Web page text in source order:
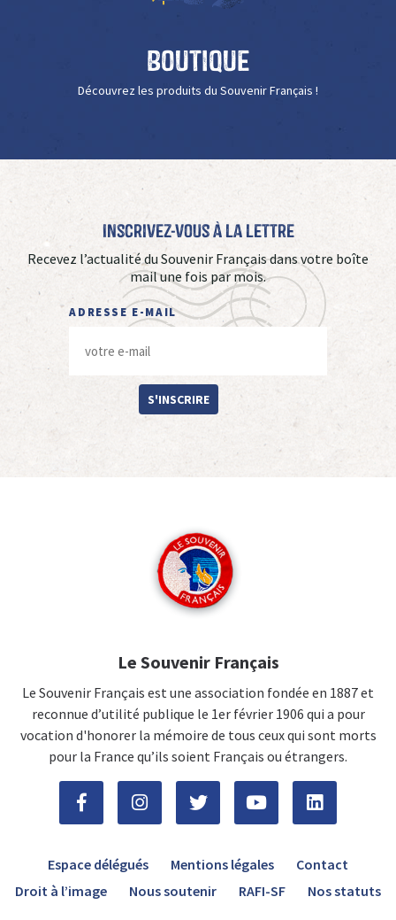
Boutique
Découvrez les produits du Souvenir Français !
Inscrivez-vous à La Lettre
Recevez l’actualité du Souvenir Français dans votre boîte
mail une fois par mois.
ADRESSE E-MAIL
S'INSCRIRE
Le Souvenir Français
Le Souvenir Français est une association fondée en 1887 et
reconnue d’utilité publique le 1er février 1906 qui a pour
vocation d'honorer la mémoire de tous ceux qui sont morts
pour la France qu’ils soient Français ou étrangers.
Espace délégués Mentions légales
Contact
Droit à l’image
Nous soutenir RAFI-SF Nos statuts